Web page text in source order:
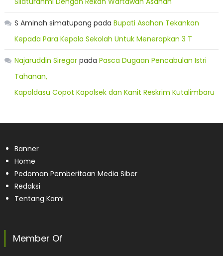
S Aminah simatupang pada Bupati Asahan Tekankan
Kepada Para Kepala Sekolah Untuk Menerapkan 3 T
Najaruddin Siregarpada Pasca Dugaan Pencabulan Istri
Tahanan,
Kapoldasu Copot Kapolsek dan Kanit Reskrim Kutalimbaru
Banner
Home
Pedoman Pemberitaan Media Siber
Redaksi
Tentang Kami
Member Of